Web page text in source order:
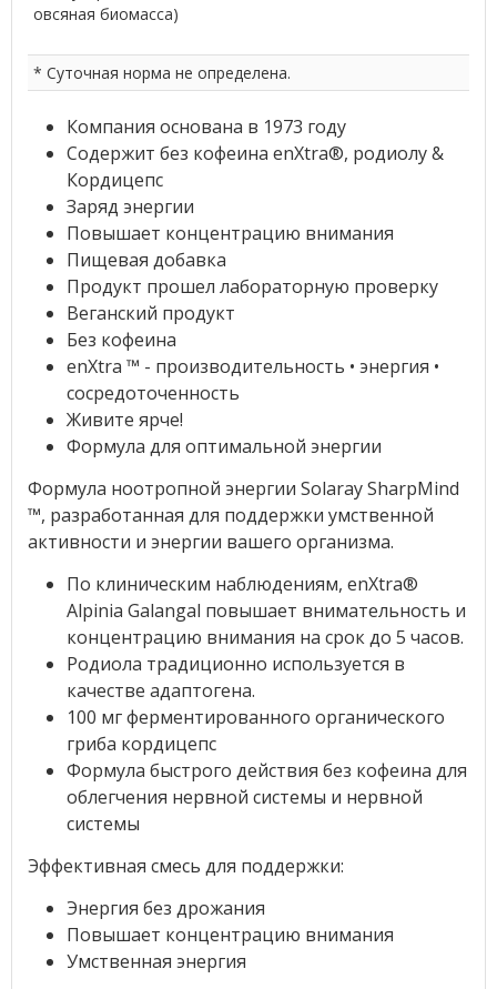
овсяная биомасса)
* Суточная норма не определена.
Компания основана в 1973 году
Содержит без кофеина enXtra®, родиолу &
Кордицепс
Заряд энергии
Повышает концентрацию внимания
Пищевая добавка
Продукт прошел лабораторную проверку
Веганский продукт
Без кофеина
enXtra ™ - производительность • энергия •
сосредоточенность
Живите ярче!
Формула для оптимальной энергии
Формула ноотропной энергии Solaray SharpMind
™, разработанная для поддержки умственной
активности и энергии вашего организма.
По клиническим наблюдениям, enXtra®
Alpinia Galangal повышает внимательность и
концентрацию внимания на срок до 5 часов.
Родиола традиционно используется в
качестве адаптогена.
100 мг ферментированного органического
гриба кордицепс
Формула быстрого действия без кофеина для
облегчения нервной системы и нервной
системы
Эффективная смесь для поддержки:
Энергия без дрожания
Повышает концентрацию внимания
Умственная энергия